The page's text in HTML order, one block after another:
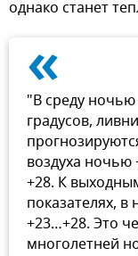
однако станет
«
"В среду
градусов,
воздуха ночью
+28. К
показателях,
+23…+28. Это
многолетней